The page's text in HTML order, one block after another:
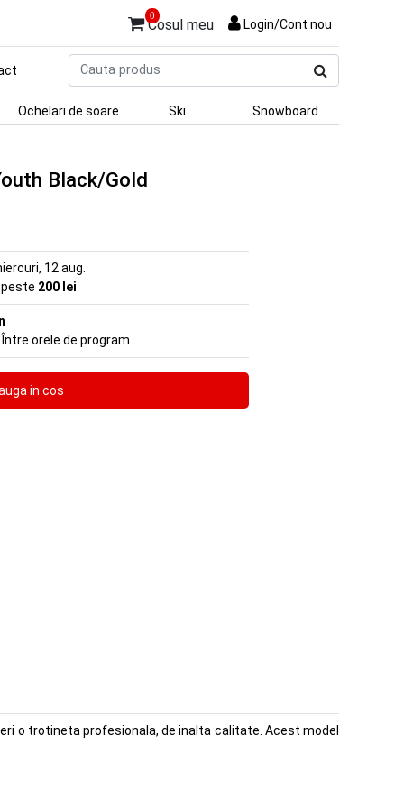
0
Cosul meu Login/Cont nou
produs
Ochelari de soare Ski Snowboard
Black/Gold
12 aug.
200 lei
orele de program
o trotineta profesionala, de inalta calitate. Acest model